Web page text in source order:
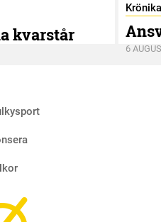
kvarstår
Krönika
6